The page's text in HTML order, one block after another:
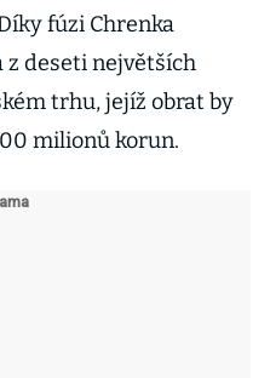
fúzi Chrenka
z deseti největších
trhu, jejíž obrat by
milionů korun.